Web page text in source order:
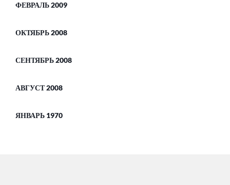
ФЕВРАЛЬ 2009
ОКТЯБРЬ 2008
СЕНТЯБРЬ 2008
АВГУСТ 2008
ЯНВАРЬ 1970